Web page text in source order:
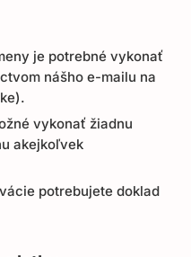
je potrebné vykonať
nášho e-mailu na
vykonať žiadnu
akejkoľvek
potrebujete doklad